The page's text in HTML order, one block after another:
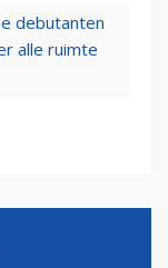
debutanten
alle ruimte